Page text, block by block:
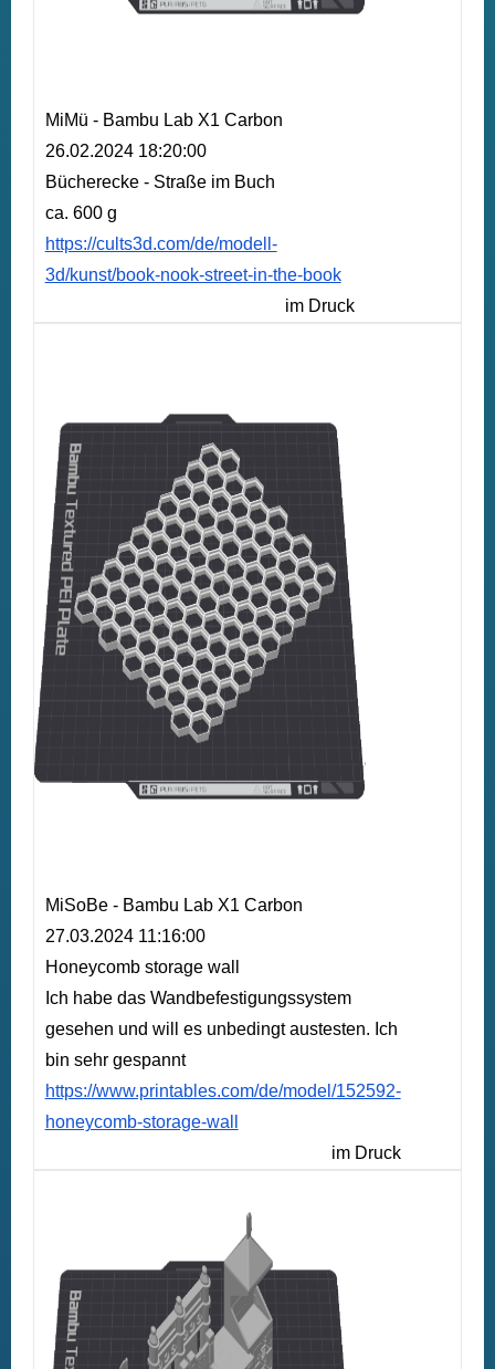
MiMü - Bambu Lab X1 Carbon
26.02.2024 18:20:00
Bücherecke - Straße im Buch
ca. 600 g
https://cults3d.com/de/modell-
3d/kunst/book-nook-street-in-the-book
im Druck
MiSoBe - Bambu Lab X1 Carbon
27.03.2024 11:16:00
Honeycomb storage wall
Ich habe das Wandbefestigungssystem
gesehen und will es unbedingt austesten. Ich
bin sehr gespannt
https://www.printables.com/de/model/152592-
honeycomb-storage-wall
im Druck